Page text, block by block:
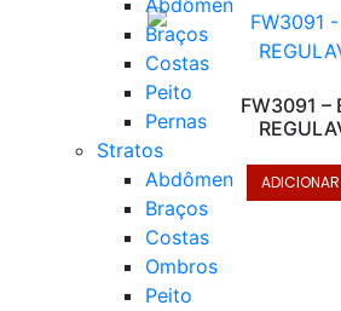
Abdômen
Braços
Costas
Peito
Pernas
Stratos
Abdômen
Braços
Costas
Ombros
Peito
FW3091 –